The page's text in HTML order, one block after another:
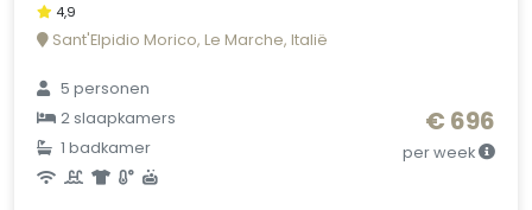
4,9
Sant'Elpidio Morico, Le Marche, Italië
5 personen
2 slaapkamers
1 badkamer
€ 696
per week